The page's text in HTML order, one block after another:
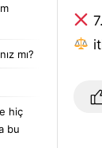
mı?
hiç
bu